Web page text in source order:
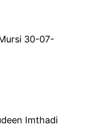
30-07-
Imthadi